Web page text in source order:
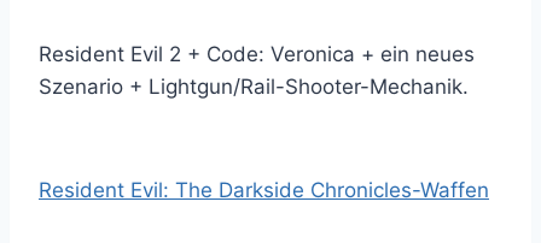
Resident Evil 2 + Code: Veronica + ein neues
Szenario + Lightgun/Rail-Shooter-Mechanik.
Resident Evil: The Darkside Chronicles-Waffen